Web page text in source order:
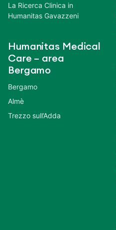
La Ricerca Clinica in
Humanitas Gavazzeni
Humanitas Medical
Care – area
Bergamo
Bergamo
Almè
Trezzo sull’Adda